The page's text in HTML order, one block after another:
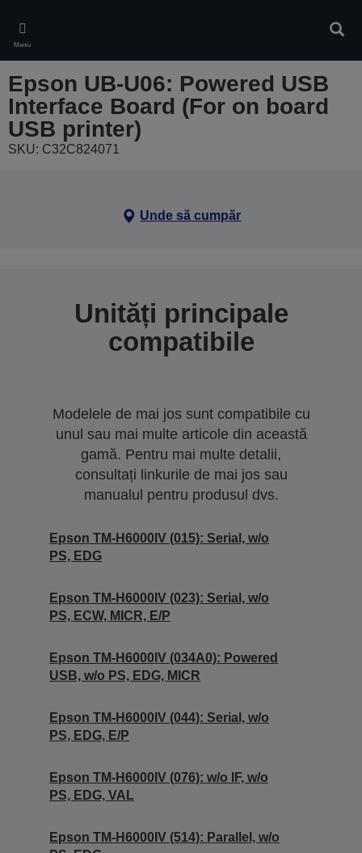
main
content
Meniu
Epson UB-U06: Powered USB
Interface Board (For on board
USB printer)
SKU: C32C824071
Unde să cumpăr
Unități principale
compatibile
Modelele de mai jos sunt compatibile cu
unul sau mai multe articole din această
gamă. Pentru mai multe detalii,
consultați linkurile de mai jos sau
manualul pentru produsul dvs.
Epson TM-H6000IV (015): Serial, w/o
PS, EDG
Epson TM-H6000IV (023): Serial, w/o
PS, ECW, MICR, E/P
Epson TM-H6000IV (034A0): Powered
USB, w/o PS, EDG, MICR
Epson TM-H6000IV (044): Serial, w/o
PS, EDG, E/P
Epson TM-H6000IV (076): w/o IF, w/o
PS, EDG, VAL
Epson TM-H6000IV (514): Parallel, w/o